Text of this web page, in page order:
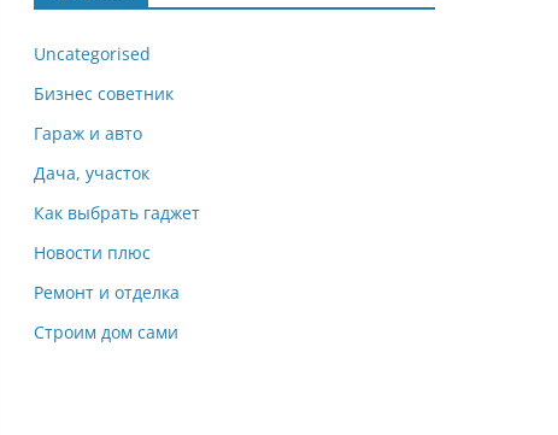
Uncategorised
Бизнес советник
Гараж и авто
Дача, участок
Как выбрать гаджет
Новости плюс
Ремонт и отделка
Строим дом сами